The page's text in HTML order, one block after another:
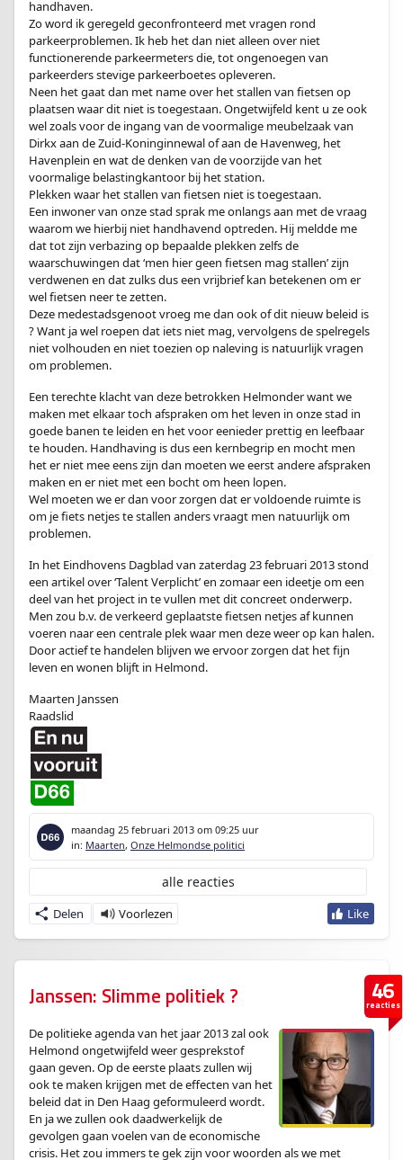
handhaven.
Zo word ik geregeld geconfronteerd met vragen rond
parkeerproblemen. Ik heb het dan niet alleen over niet
functionerende parkeermeters die, tot ongenoegen van
parkeerders stevige parkeerboetes opleveren.
Neen het gaat dan met name over het stallen van fietsen op
plaatsen waar dit niet is toegestaan. Ongetwijfeld kent u ze ook
wel zoals voor de ingang van de voormalige meubelzaak van
Dirkx aan de Zuid-Koninginnewal of aan de Havenweg, het
Havenplein en wat de denken van de voorzijde van het
voormalige belastingkantoor bij het station.
Plekken waar het stallen van fietsen niet is toegestaan.
Een inwoner van onze stad sprak me onlangs aan met de vraag
waarom we hierbij niet handhavend optreden. Hij meldde me
dat tot zijn verbazing op bepaalde plekken zelfs de
waarschuwingen dat ‘men hier geen fietsen mag stallen’ zijn
verdwenen en dat zulks dus een vrijbrief kan betekenen om er
wel fietsen neer te zetten.
Deze medestadsgenoot vroeg me dan ook of dit nieuw beleid is
? Want ja wel roepen dat iets niet mag, vervolgens de spelregels
niet volhouden en niet toezien op naleving is natuurlijk vragen
om problemen.
Een terechte klacht van deze betrokken Helmonder want we
maken met elkaar toch afspraken om het leven in onze stad in
goede banen te leiden en het voor eenieder prettig en leefbaar
te houden. Handhaving is dus een kernbegrip en mocht men
het er niet mee eens zijn dan moeten we eerst andere afspraken
maken en er niet met een bocht om heen lopen.
Wel moeten we er dan voor zorgen dat er voldoende ruimte is
om je fiets netjes te stallen anders vraagt men natuurlijk om
problemen.
In het Eindhovens Dagblad van zaterdag 23 februari 2013 stond
een artikel over ‘Talent Verplicht’ en zomaar een ideetje om een
deel van het project in te vullen met dit concreet onderwerp.
Men zou b.v. de verkeerd geplaatste fietsen netjes af kunnen
voeren naar een centrale plek waar men deze weer op kan halen.
Door actief te handelen blijven we ervoor zorgen dat het fijn
leven en wonen blijft in Helmond.
Maarten Janssen
Raadslid
maandag 25 februari 2013 om 09:25 uur
in: Maarten, Onze Helmondse politici
Delen
alle reacties
46
reacties
Janssen: Slimme politiek ?
De politieke agenda van het jaar 2013 zal ook
Helmond ongetwijfeld weer gesprekstof
gaan geven. Op de eerste plaats zullen wij
ook te maken krijgen met de effecten van het
beleid dat in Den Haag geformuleerd wordt.
En ja we zullen ook daadwerkelijk de
gevolgen gaan voelen van de economische
crisis. Het zou immers te gek zijn voor woorden als we met